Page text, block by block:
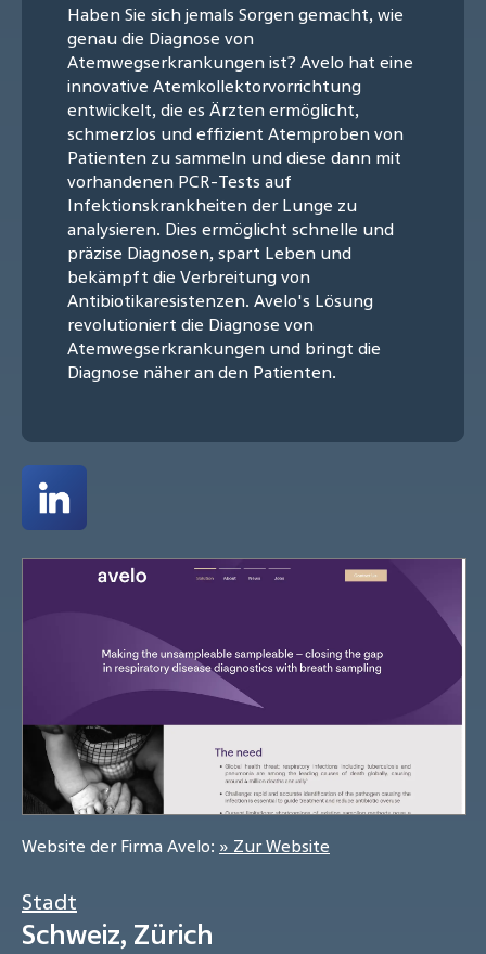
Haben Sie sich jemals Sorgen gemacht, wie
genau die Diagnose von
Atemwegserkrankungen ist? Avelo hat eine
innovative Atemkollektorvorrichtung
entwickelt, die es Ärzten ermöglicht,
schmerzlos und effizient Atemproben von
Patienten zu sammeln und diese dann mit
vorhandenen PCR-Tests auf
Infektionskrankheiten der Lunge zu
analysieren. Dies ermöglicht schnelle und
präzise Diagnosen, spart Leben und
bekämpft die Verbreitung von
Antibiotikaresistenzen. Avelo's Lösung
revolutioniert die Diagnose von
Atemwegserkrankungen und bringt die
Diagnose näher an den Patienten.
Website der Firma Avelo: » Zur Website
Stadt
Schweiz, Zürich